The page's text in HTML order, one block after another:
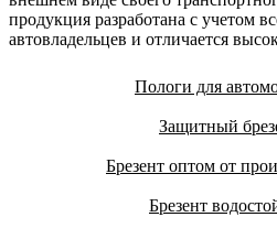
продукция разработана с учетом
автовладельцев и отличается
Пологи для
Защитный
Брезент оптом от
Брезент